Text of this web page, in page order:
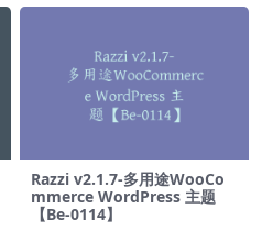
Razzi v2.1.7-多用途WooCo
mmerce WordPress 主题
【Be-0114】